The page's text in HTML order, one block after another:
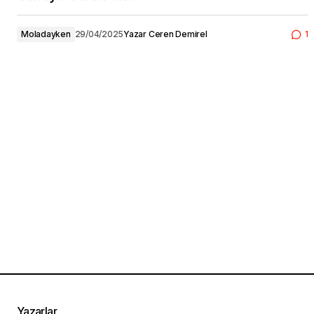
Moladayken 29/04/2025Yazar Ceren Demirel 1
Yazarlar